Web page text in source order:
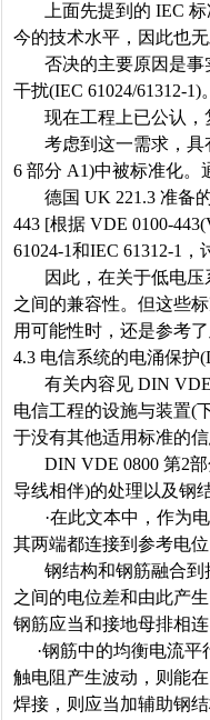
上面先提到的 IEC 标
今的技术水平，因此也
否决的主要原因是
干扰(IEC 61024/61312-1)
现在工程上已公认，
考虑到这一需求，
6 部分 A1)中被标准化。
德国 UK 221.3 准备
443 [根据 VDE 0100-
61024-1和IEC 61312-1
因此，在关于低电
之间的兼容性。但这些
用可能性时，还是参考
4.3 电信系统的电涌保护
有关内容见 DIN
电信工程的设施与装置(
于没有其他适用标准的
DIN VDE 0800 第2
导线相伴)的处理以及钢
·在此文本中，作为
其两端都连接到参考电
钢结构和钢筋融合
之间的电位差和由此产
钢筋应当和接地母排相
·钢筋中的均衡电流平
触电阻产生波动，则能
焊接，则应当加辅助钢